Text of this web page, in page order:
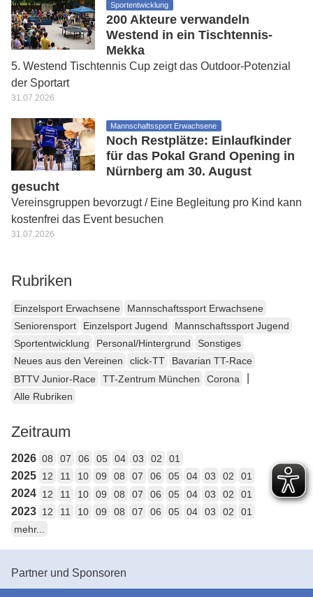
Sportentwicklung
200 Akteure verwandeln
Westend in ein Tischtennis-
Mekka
5. Westend Tischtennis Cup zeigt das Outdoor-Potenzial
der Sportart
31.07.2026
Mannschaftssport Erwachsene
Noch Restplätze: Einlaufkinder
für das Pokal Grand Opening in
Nürnberg am 30. August
gesucht
Vereinsgruppen bevorzugt / Eine Begleitung pro Kind kann
kostenfrei das Event besuchen
31.07.2026
Rubriken
Einzelsport Erwachsene
Mannschaftssport Erwachsene
Seniorensport
Einzelsport Jugend
Mannschaftssport Jugend
Sportentwicklung
Personal/Hintergrund
Sonstiges
Neues aus den Vereinen
click-TT
Bavarian TT-Race
BTTV Junior-Race
TT-Zentrum München Corona
Alle Rubriken
Zeitraum
2026 08 07 06 05 04 03 02 01
2025 12 11 10 09 08 07 06 05 04 03 02 01
2024 12 11 10 09 08 07 06 05 04 03 02 01
2023 12 11 10 09 08 07 06 05 04 03 02
01
mehr...
Partner und Sponsoren